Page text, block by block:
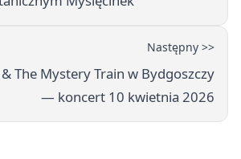
Następny >>
& The Mystery Train w Bydgoszczy
— koncert 10 kwietnia 2026